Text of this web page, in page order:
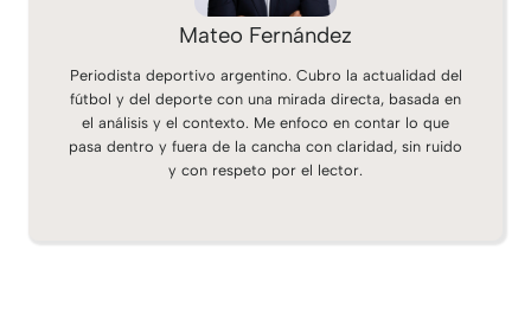
Mateo Fernández
Periodista deportivo argentino. Cubro la actualidad del
fútbol y del deporte con una mirada directa, basada en
el análisis y el contexto. Me enfoco en contar lo que
pasa dentro y fuera de la cancha con claridad, sin ruido
y con respeto por el lector.